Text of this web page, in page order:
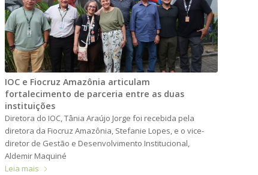
IOC e Fiocruz Amazônia articulam
fortalecimento de parceria entre as duas
instituições
Diretora do IOC, Tânia Araújo Jorge foi recebida pela
diretora da Fiocruz Amazônia, Stefanie Lopes, e o vice-
diretor de Gestão e Desenvolvimento Institucional,
Aldemir Maquiné
Leia mais